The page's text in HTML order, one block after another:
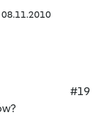
08.11.2010
#19